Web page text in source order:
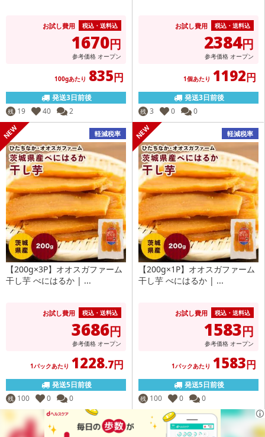
お試し費用 税込・送料込
1670円
参考価格 オープン
100gあたり 835円
発送3日前後
残 19 40 2
お試し費用 税込・送料込
2384円
参考価格 オープン
1個あたり 1192円
発送3日前後
残 3 0 0
軽減税率
【200g×3P】オオスガファーム
干し芋 べにはるか | ...
お試し費用 税込・送料込
3686円
参考価格 オープン
1パックあたり 1228.7円
発送5日前後
残 100 0 0
軽減税率
【200g×1P】オオスガファーム
干し芋 べにはるか | ...
お試し費用 税込・送料込
1583円
参考価格 オープン
1パックあたり 1583円
発送5日前後
残 100 0 0